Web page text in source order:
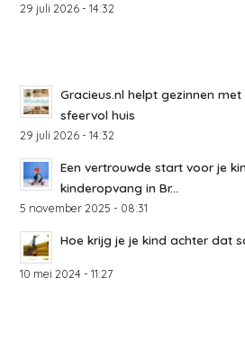
29 juli 2026 - 14:32
Gracieus.nl helpt gezinnen
sfeervol huis
29 juli 2026 - 14:32
Een vertrouwde start voor je
kinderopvang in Br...
5 november 2025 - 08:31
Hoe krijg je je kind achter dat
10 mei 2024 - 11:27